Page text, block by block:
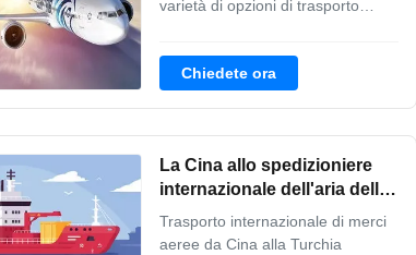
varietà di opzioni di trasporto
tue esigenze di spedizione. I nostri
Chiedete ora
La Cina allo spedizioniere
internazionale dell'aria della
Turchia per frutta
fresca/valori/alimento
Trasporto internazionale di merci
aeree da Cina alla Turchia